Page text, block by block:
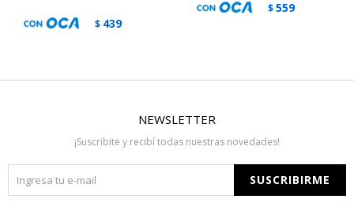
$ 439
$559
NEWSLETTER
¡Suscribite y recibí todas nuestras novedades!
SUSCRIBIRME